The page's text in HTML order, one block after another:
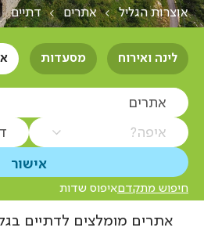
אוצרות הגליל אתרים דתיים
לינה ואירוח מסעדות
אתרים
איפה?
חיפוש מתקדםאיפוס שדות
אתרים מומלצים לדתיים